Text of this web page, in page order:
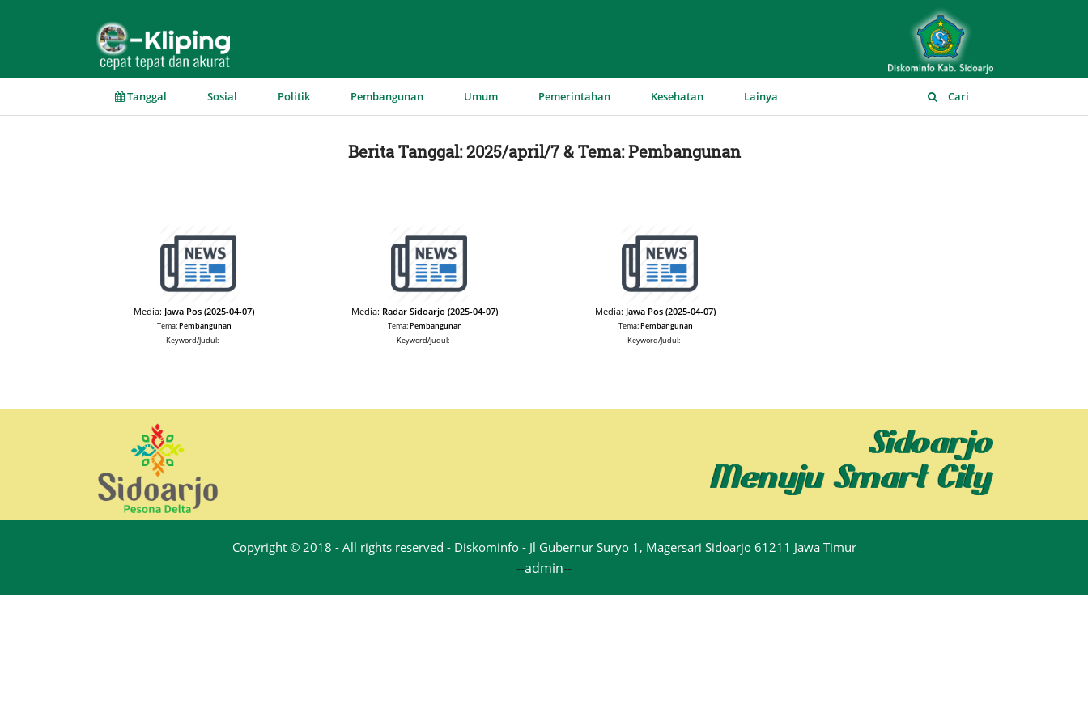
Tanggal Sosial Politik Pembangunan Umum Pemerintahan Kesehatan Lainya Cari
Berita Tanggal: 2025/april/7 & Tema: Pembangunan
Media: Jawa Pos (2025-04-07)
Tema:Pembangunan
Keyword/Judul:-
Media: Radar Sidoarjo (2025-04-07)
Tema:Pembangunan
Keyword/Judul:-
Media: Jawa Pos (2025-04-07)
Tema:Pembangunan
Keyword/Judul:-
Copyright © 2018 - All rights reserved - Diskominfo - Jl Gubernur Suryo 1, Magersari Sidoarjo 61211 Jawa Timur
--admin--